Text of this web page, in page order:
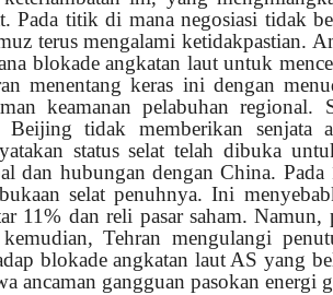
Pada titik di mana negosiasi tidak
terus mengalami ketidakpastian.
blokade angkatan laut untuk
menentang keras ini dengan
keamanan pelabuhan regional.
Beijing tidak memberikan senjata
status selat telah dibuka
dan hubungan dengan China.
selat penuhnya. Ini
11% dan reli pasar saham.
Tehran mengulangi
blokade angkatan laut AS yang
ancaman gangguan pasokan energi